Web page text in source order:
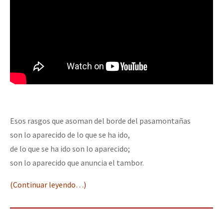
Esos rasgos que asoman del borde del pasamontañas
son lo aparecido de lo que se ha ido,
de lo que se ha ido son lo aparecido;
son lo aparecido que anuncia el tambor.
(Continuar leyendo…)